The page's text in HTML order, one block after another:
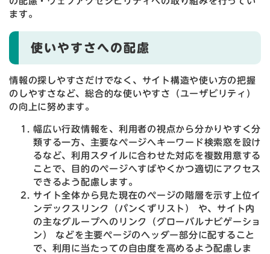
ます。
使いやすさへの配慮
情報の探しやすさだけでなく、サイト構造や使い方の把握
のしやすさなど、総合的な使いやすさ（ユーザビリティ）
の向上に努めます。
幅広い行政情報を、利用者の視点から分かりやすく分
類する一方、主要なページへキーワード検索窓を設け
るなど、利用スタイルに合わせた対応を複数用意する
ことで、目的のページへすばやくかつ適切にアクセス
できるよう配慮します。
サイト全体から見た現在のページの階層を示す上位イ
ンデックスリンク（パンくずリスト） や、サイト内
の主なグループへのリンク（グローバルナビゲーショ
ン） などを主要ページのヘッダー部分に配すること
で、利用に当たっての自由度を高めるよう配慮しま